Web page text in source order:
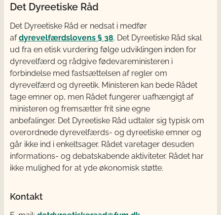
Det Dyreetiske Råd
Det Dyreetiske Råd er nedsat i medfør
afdyrevelfærdslovens § 38. Det Dyreetiske Råd skal
ud fra en etisk vurdering følge udviklingen inden for
dyrevelfærd og rådgive fødevareministeren i
forbindelse med fastsættelsen af regler om
dyrevelfærd og dyreetik. Ministeren kan bede Rådet
tage emner op, men Rådet fungerer uafhængigt af
ministeren og fremsætter frit sine egne
anbefalinger. Det Dyreetiske Råd udtaler sig typisk om
overordnede dyrevelfærds- og dyreetiske emner og
går ikke ind i enkeltsager. Rådet varetager desuden
informations- og debatskabende aktiviteter. Rådet har
ikke mulighed for at yde økonomisk støtte.
Kontakt